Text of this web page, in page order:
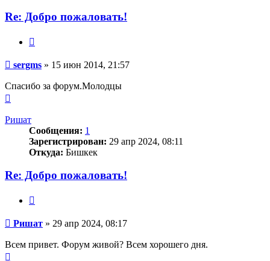
Re: Добро пожаловать!
Сообщение
sergms » 15 июн 2014, 21:57
Спасибо за форум.Молодцы
началу
Ришат
Сообщения: 1
Зарегистрирован: 29 апр 2024, 08:11
Откуда: Бишкек
Re: Добро пожаловать!
Сообщение
Ришат » 29 апр 2024, 08:17
Всем привет. Форум живой? Всем хорошего дня.